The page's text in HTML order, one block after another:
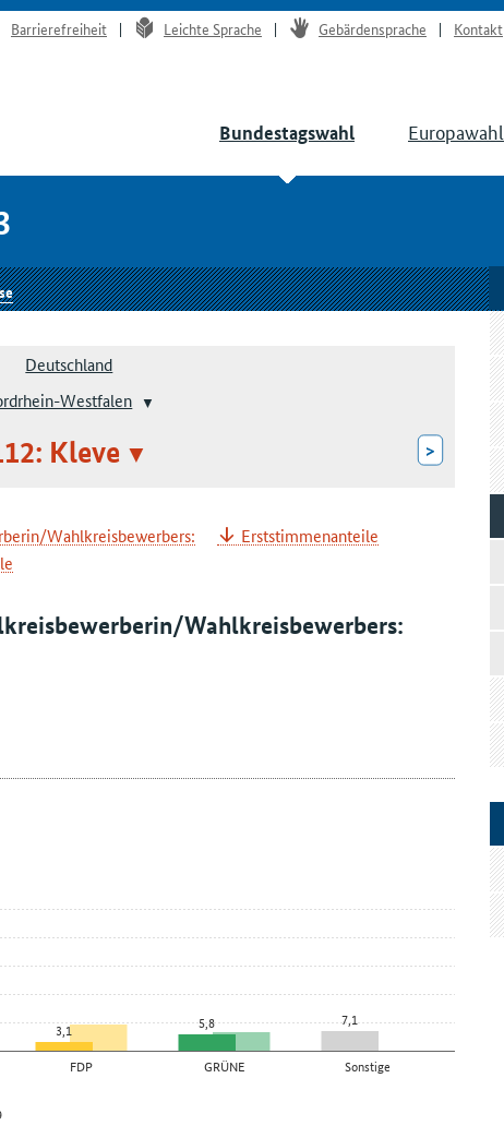
Barrierefreiheit Leichte Sprache Gebärdensprache Kontakt
Bundestagswahl Europawahl
Deutschland
Westfalen
Kleve >
Wahlkreisbewerbers:
Erststimmenanteile
Wahlkreisbewerbers:
FDP GRÜNE Sonstige
3,1 5,8 7,1